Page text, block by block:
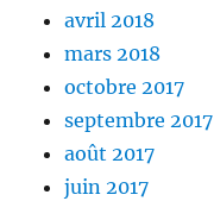
avril 2018
mars 2018
octobre 2017
septembre 2017
août 2017
juin 2017